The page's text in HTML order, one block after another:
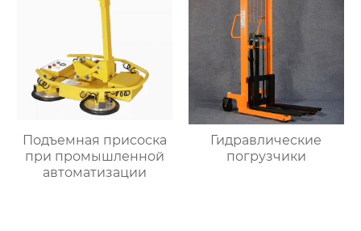
Подъемная присоска
при промышленной
автоматизации
Гидравлические
погрузчики